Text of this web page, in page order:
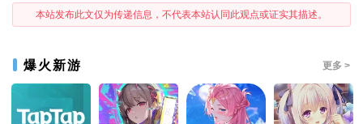
本站发布此文仅为传递信息，不代表本站认同此观点或证实其描述。
爆火新游 更多 >